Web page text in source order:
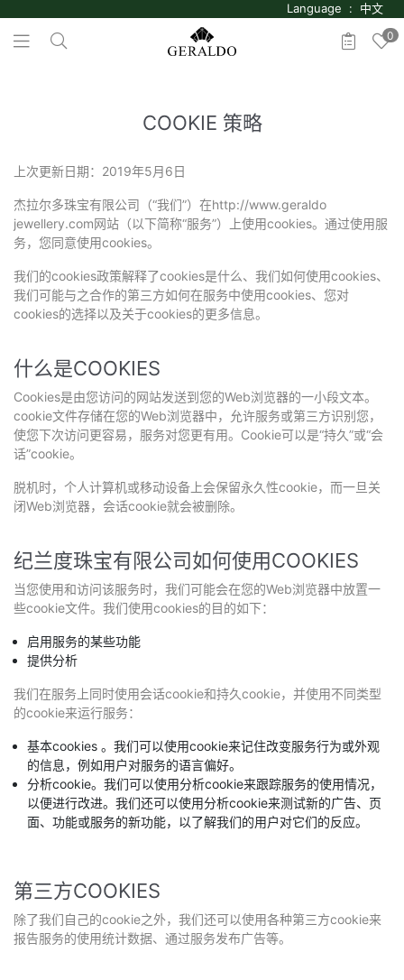
Language : 中文
0
COOKIE 策略
上次更新日期：2019年5月6日
杰拉尔多珠宝有限公司（“我们”）在http://www.geraldo
jewellery.com网站（以下简称“服务”）上使用cookies。通过使用服
务，您同意使用cookies。
我们的cookies政策解释了cookies是什么、我们如何使用cookies、
我们可能与之合作的第三方如何在服务中使用cookies、您对
cookies的选择以及关于cookies的更多信息。
什么是COOKIES
Cookies是由您访问的网站发送到您的Web浏览器的一小段文本。
cookie文件存储在您的Web浏览器中，允许服务或第三方识别您，
使您下次访问更容易，服务对您更有用。Cookie可以是“持久”或“会
话”cookie。
脱机时，个人计算机或移动设备上会保留永久性cookie，而一旦关
闭Web浏览器，会话cookie就会被删除。
纪兰度珠宝有限公司如何使用COOKIES
当您使用和访问该服务时，我们可能会在您的Web浏览器中放置一
些cookie文件。我们使用cookies的目的如下：
启用服务的某些功能
提供分析
我们在服务上同时使用会话cookie和持久cookie，并使用不同类型
的cookie来运行服务：
基本cookies 。我们可以使用cookie来记住改变服务行为或外观
的信息，例如用户对服务的语言偏好。
分析cookie。我们可以使用分析cookie来跟踪服务的使用情况，
以便进行改进。我们还可以使用分析cookie来测试新的广告、页
面、功能或服务的新功能，以了解我们的用户对它们的反应。
第三方COOKIES
除了我们自己的cookie之外，我们还可以使用各种第三方cookie来
报告服务的使用统计数据、通过服务发布广告等。